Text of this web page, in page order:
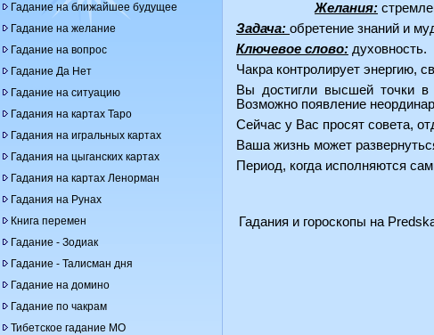
Желания:
Задача: обретение знаний и
Ключевое слово: духовность.
Чакра контролирует энергию,
Вы достигли высшей точки в
Возможно появление
Сейчас у Вас просят совета,
Ваша жизнь может
Период, когда исполняются
Гадание на ближайшее будущее
Гадание на желание
Гадание на вопрос
Гадание Да Нет
Гадание на ситуацию
Гадания на картах Таро
Гадания на игральных картах
Гадания на цыганских картах
Гадания на картах Ленорман
Гадания на Рунах
Книга перемен
Гадание - Зодиак
Гадание - Талисман дня
Гадание на домино
Гадание по чакрам
Тибетское гадание МО
Гадания и гороскопы на